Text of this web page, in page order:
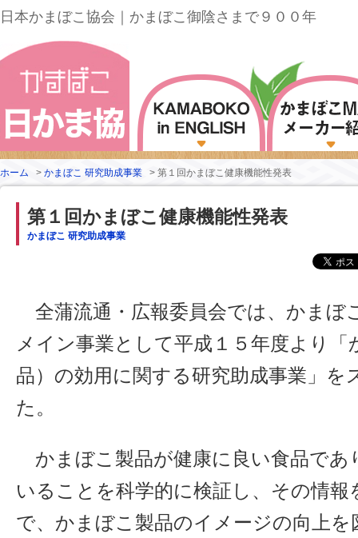
日本かまぼこ協会｜かまぼこ御陰さまで９００年
ホーム > かまぼこ 研究助成事業 > 第１回かまぼこ健康機能性発表
第１回かまぼこ健康機能性発表
かまぼこ 研究助成事業
全蒲流通・広報委員会では、かまぼ
メイン事業として平成１５年度より「
品）の効用に関する研究助成事業」を
た。
かまぼこ製品が健康に良い食品であ
いることを科学的に検証し、その情
で、かまぼこ製品のイメージの向上を